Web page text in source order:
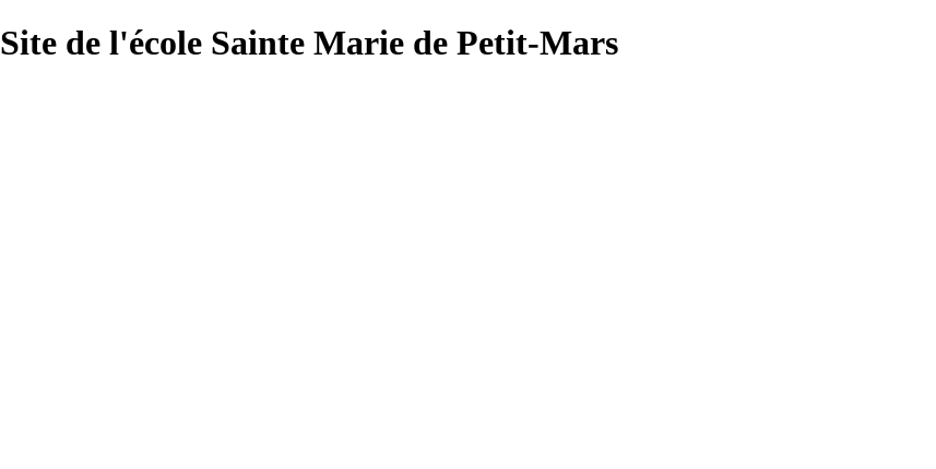
Site de l'école Sainte Marie de Petit-Mars